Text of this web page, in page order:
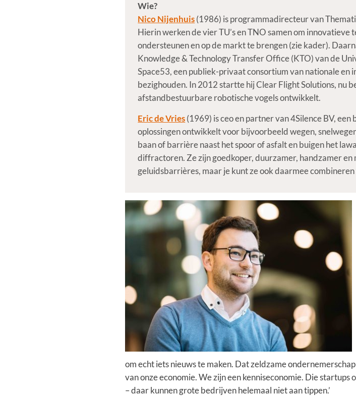
Wie?
Nico Nijenhuis(1986) is programmadirecteur van
Hierin werken de vier TU’s en TNO samen om
ondersteunen en op de markt te brengen (zie kader).
Knowledge & Technology Transfer Office (KTO) van de
Space53, een publiek-privaat consortium van nationale
bezighouden. In 2012 startte hij Clear Flight Solutions, nu
afstandbestuurbare robotische vogels ontwikkelt.
Eric de Vries(1969) is ceo en partner van 4Silence BV,
oplossingen ontwikkelt voor bijvoorbeeld wegen,
baan of barrière naast het spoor of asfalt en buigen het
diffractoren. Ze zijn goedkoper, duurzamer, handzamer
geluidsbarrières, maar je kunt ze ook daarmee
om echt iets nieuws te maken. Dat zeldzame
van onze economie. We zijn een kenniseconomie. Die
– daar kunnen grote bedrijven helemaal niet aan tippen.’